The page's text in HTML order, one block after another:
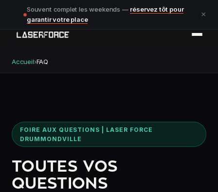
Souvent complet les weekends — réservez tôt pour
garantir votre place
×
Accueil›FAQ
FOIRE AUX QUESTIONS | LASER FORCE
DRUMMONDVILLE
TOUTES VOS
QUESTIONS